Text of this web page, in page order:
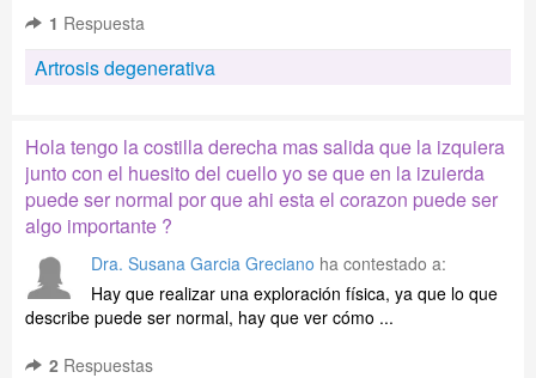
1 Respuesta
Artrosis degenerativa
Hola tengo la costilla derecha mas salida que la izquiera
junto con el huesito del cuello yo se que en la izuierda
puede ser normal por que ahi esta el corazon puede ser
algo importante ?
Dra. Susana Garcia Greciano ha contestado a:
Hay que realizar una exploración física, ya que lo que
describe puede ser normal, hay que ver cómo ...
2 Respuestas